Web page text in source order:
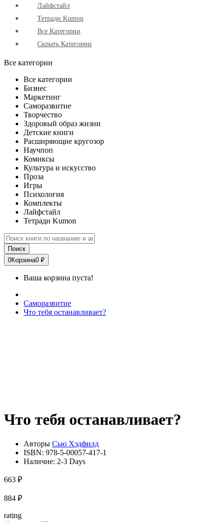
Лайфстайл
Тетради Kumon
Все Категории
Скрыть Категории
Все категории
Все категории
Бизнес
Маркетинг
Саморазвитие
Творчество
Здоровый образ жизни
Детские книги
Расширяющие кругозор
Научпоп
Комиксы
Культура и искусство
Проза
Игры
Психология
Комплекты
Лайфстайл
Тетради Kumon
Поиск
0Корзина0 ₽
Ваша корзина пуста!
Саморазвитие
Что тебя останавливает?
Что тебя останавливает?
Авторы Сью Хэдфилд
ISBN: 978-5-00057-417-1
Наличие: 2-3 Days
663 ₽
884 ₽
rating